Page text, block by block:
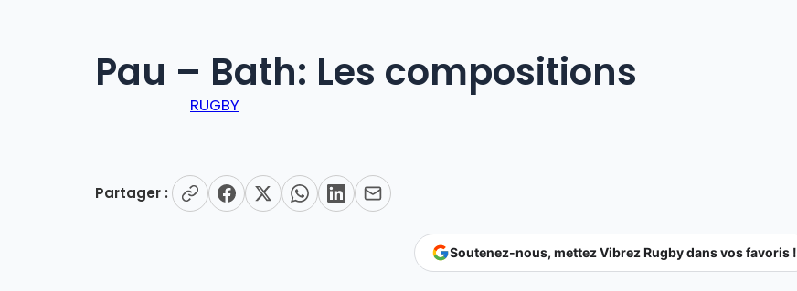
Pau – Bath: Les compositions
RUGBY
Partager :
Soutenez-nous, mettez Vibrez Rugby dans vos favoris !